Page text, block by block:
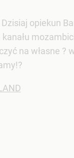
opiekun
na własne ?